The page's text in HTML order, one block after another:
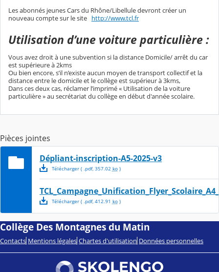
Les abonnés jeunes Cars du Rhône/Libellule devront créer un
nouveau compte sur le site http://www.tcl.fr
Utilisation d’une voiture particulière :
Vous avez droit à une subvention si la distance Domicile/ arrêt du car
est supérieure à 2kms
Ou bien encore, s’il n’existe aucun moyen de transport collectif et la
distance entre le domicile et le collège est supérieur à 3kms,
Dans ces deux cas, réclamer l’imprimé « Utilisation de la voiture
particulière » au secrétariat du collège en début d'année scolaire.
Pièces jointes
Dépliant-inscription-A5-2025-v3
Télécharger( .pdf, 357.02 ko)
Télécharger( .pdf, 412.91 ko)
Collège Des Montagnes du Matin
Contacts Mentions légales Chartes d'utilisation Données personnelles